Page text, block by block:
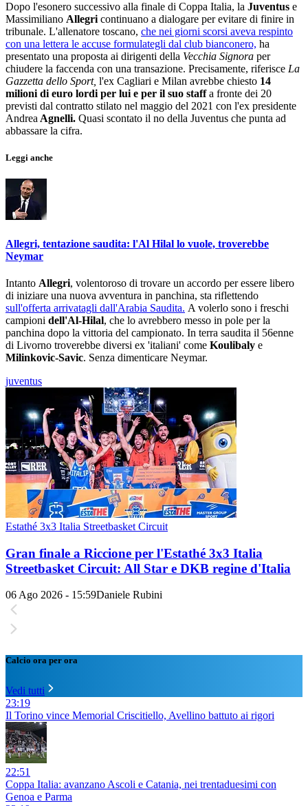
Dopo l'esonero successivo alla finale di Coppa Italia, la Juventus e
Massimiliano Allegri continuano a dialogare per evitare di finire in
tribunale. L'allenatore toscano, che nei giorni scorsi aveva respinto
con una lettera le accuse formulategli dal club bianconero, ha
presentato una proposta ai dirigenti della Vecchia Signora per
chiudere la faccenda con una transazione. Precisamente, riferisce La
Gazzetta dello Sport, l'ex Cagliari e Milan avrebbe chiesto 14
milioni di euro lordi per lui e per il suo staffa fronte dei 20
previsti dal contratto stilato nel maggio del 2021 con l'ex presidente
Andrea Agnelli. Quasi scontato il no della Juventus che punta ad
abbassare la cifra.
Leggi anche
Allegri, tentazione saudita: l'Al Hilal lo vuole, troverebbe
Neymar
Intanto Allegri, volentoroso di trovare un accordo per essere libero
di iniziare una nuova avventura in panchina, sta riflettendo
sull'offerta arrivatagli dall'Arabia Saudita. A volerlo sono i freschi
campioni dell'Al-Hilal, che lo avrebbero messo in pole per la
panchina dopo la vittoria del campionato. In terra saudita il 56enne
di Livorno troverebbe diversi ex 'italiani' come Koulibaly e
Milinkovic-Savic. Senza dimenticare Neymar.
juventus
Estathé 3x3 Italia Streetbasket Circuit
Gran finale a Riccione per l'Estathé 3x3 Italia
Streetbasket Circuit: All Star e DKB regine d'Italia
06 Ago 2026 - 15:59Daniele Rubini
Calcio ora per ora
Vedi tutti
23:19
Il Torino vince Memorial Criscitiello, Avellino battuto ai rigori
22:51
Coppa Italia: avanzano Ascoli e Catania, nei trentaduesimi con
Genoa e Parma